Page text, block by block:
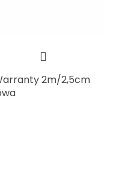
2m/2,5cm